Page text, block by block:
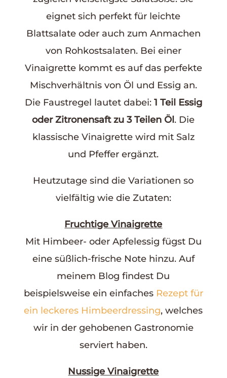
eignet sich perfekt für leichte
Blattsalate oder auch zum Anmachen
von Rohkostsalaten. Bei einer
Vinaigrette kommt es auf das perfekte
Mischverhältnis von Öl und Essig an.
Die Faustregel lautet dabei: 1 Teil Essig
oder Zitronensaft zu 3 Teilen Öl . Die
klassische Vinaigrette wird mit Salz
und Pfeffer ergänzt.
Heutzutage sind die Variationen so
vielfältig wie die Zutaten:
Fruchtige Vinaigrette
Mit Himbeer- oder Apfelessig fügst Du
eine süßlich-frische Note hinzu. Auf
meinem Blog findest Du
beispielsweise ein einfaches Rezept für
ein leckeres Himbeerdressing, welches
wir in der gehobenen Gastronomie
serviert haben.
Nussige Vinaigrette